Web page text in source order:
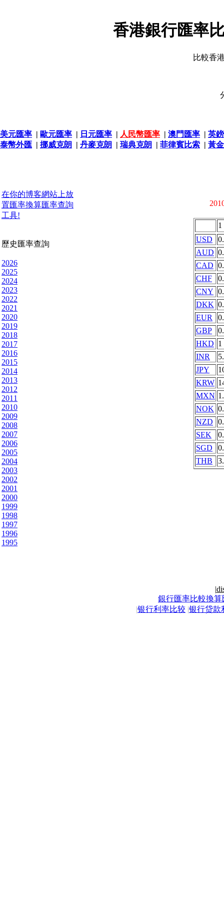
香港銀行匯率
比較香
美元匯率 | 歐元匯率 | 日元匯率 | 人民幣匯率 | 澳門匯率 | 英
泰幣外匯 | 挪威克朗 | 丹麥克朗 | 瑞典克朗 | 菲律賓比索 | 黃
在你的博客網站上放
置匯率換算匯率查詢
工具!
歷史匯率查詢
2026
2025
2024
2023
2022
2021
2020
2019
2018
2017
2016
2015
2014
2013
2012
2011
2010
2009
2008
2007
2006
2005
2004
2003
2002
2001
2000
1999
1998
1997
1996
1995
1
USD
AUD
CAD
CHF
CNY
DKK
EUR
GBP
HKD 1
INR
JPY
KRW
MXN
NOK
NZD
SEK
SGD
THB
|
銀行匯率比較換算
|银行利率比较 |银行贷款